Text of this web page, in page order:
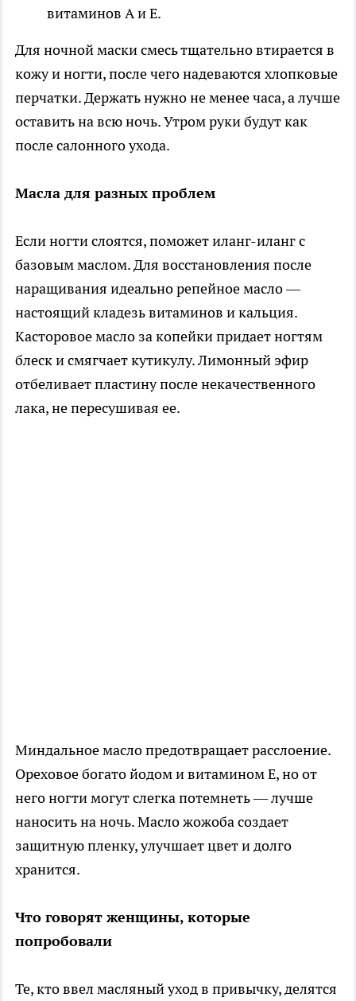
витаминов А и Е.
Для ночной маски смесь тщательно втирается в
кожу и ногти, после чего надеваются хлопковые
перчатки. Держать нужно не менее часа, а лучше
оставить на всю ночь. Утром руки будут как
после салонного ухода.
Масла для разных проблем
Если ногти слоятся, поможет иланг-иланг с
базовым маслом. Для восстановления после
наращивания идеально репейное масло —
настоящий кладезь витаминов и кальция.
Касторовое масло за копейки придает ногтям
блеск и смягчает кутикулу. Лимонный эфир
отбеливает пластину после некачественного
лака, не пересушивая ее.
Миндальное масло предотвращает расслоение.
Ореховое богато йодом и витамином Е, но от
него ногти могут слегка потемнеть — лучше
наносить на ночь. Масло жожоба создает
защитную пленку, улучшает цвет и долго
хранится.
Что говорят женщины, которые
попробовали
Те, кто ввел масляный уход в привычку, делятся